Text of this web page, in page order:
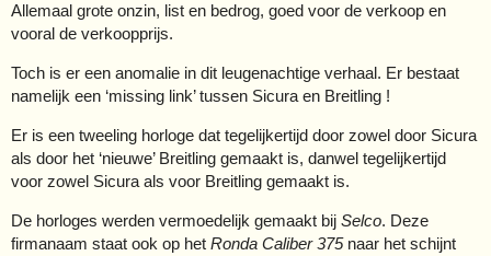
Allemaal grote onzin, list en bedrog, goed voor de verkoop en
vooral de verkoopprijs.
Toch is er een anomalie in dit leugenachtige verhaal. Er bestaat
namelijk een ‘missing link’ tussen Sicura en Breitling !
Er is een tweeling horloge dat tegelijkertijd door zowel door Sicura
als door het ‘nieuwe’ Breitling gemaakt is, danwel tegelijkertijd
voor zowel Sicura als voor Breitling gemaakt is.
De horloges werden vermoedelijk gemaakt bij Selco. Deze
firmanaam staat ook op het Ronda Caliber 375naar het schijnt